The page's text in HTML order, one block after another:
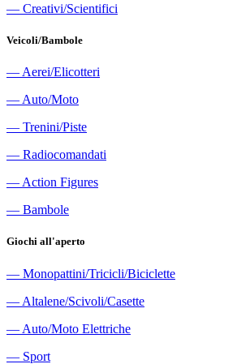
― Creativi/Scientifici
Veicoli/Bambole
― Aerei/Elicotteri
― Auto/Moto
― Trenini/Piste
― Radiocomandati
― Action Figures
― Bambole
Giochi all'aperto
― Monopattini/Tricicli/Biciclette
― Altalene/Scivoli/Casette
― Auto/Moto Elettriche
― Sport